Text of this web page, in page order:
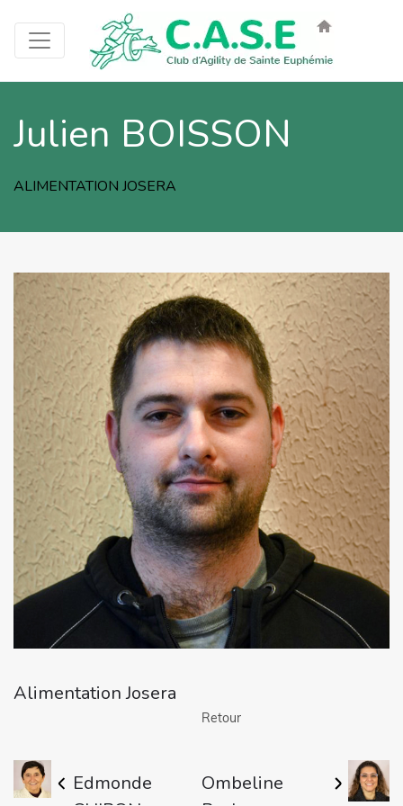
Julien BOISSON
ALIMENTATION JOSERA
Alimentation Josera
Retour
Edmonde
Ombeline